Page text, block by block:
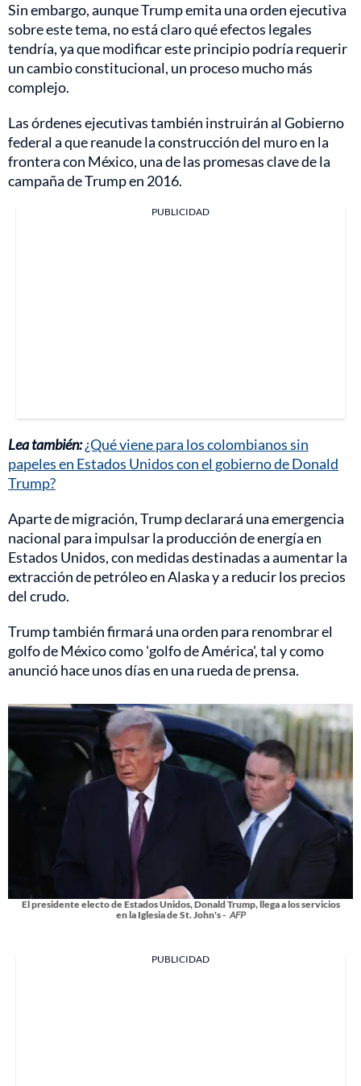
Sin embargo, aunque Trump emita una orden ejecutiva
sobre este tema, no está claro qué efectos legales
tendría, ya que modificar este principio podría requerir
un cambio constitucional, un proceso mucho más
complejo.
Las órdenes ejecutivas también instruirán al Gobierno
federal a que reanude la construcción del muro en la
frontera con México, una de las promesas clave de la
campaña de Trump en 2016.
PUBLICIDAD
Lea también:¿Qué viene para los colombianos sin
papeles en Estados Unidos con el gobierno de Donald
Trump?
Aparte de migración, Trump declarará una emergencia
nacional para impulsar la producción de energía en
Estados Unidos, con medidas destinadas a aumentar la
extracción de petróleo en Alaska y a reducir los precios
del crudo.
Trump también firmará una orden para renombrar el
golfo de México como 'golfo de América', tal y como
anunció hace unos días en una rueda de prensa.
El presidente electo de Estados Unidos, Donald Trump, llega a los servicios
en la Iglesia de St. John's - AFP
PUBLICIDAD